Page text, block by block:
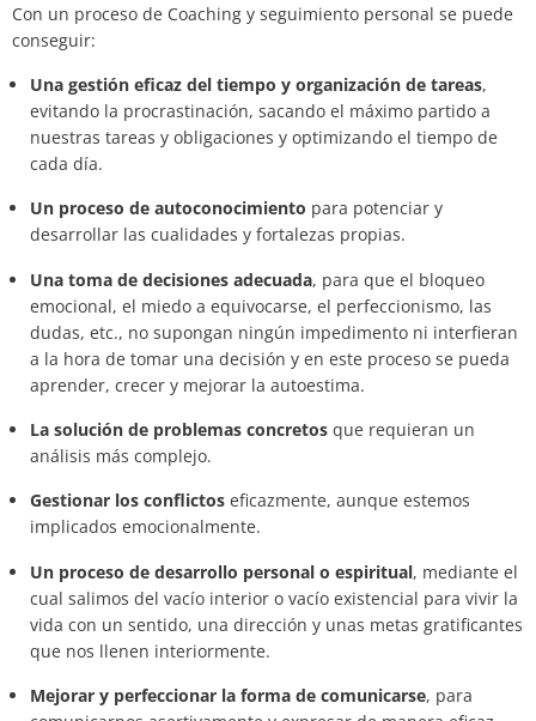
Con un proceso de Coaching y seguimiento personal se puede
conseguir:
Una gestión eficaz del tiempo y organización de tareas,
evitando la procrastinación, sacando el máximo partido a
nuestras tareas y obligaciones y optimizando el tiempo de
cada día.
Un proceso de autoconocimiento para potenciar y
desarrollar las cualidades y fortalezas propias.
Una toma de decisiones adecuada, para que el bloqueo
emocional, el miedo a equivocarse, el perfeccionismo, las
dudas, etc., no supongan ningún impedimento ni interfieran
a la hora de tomar una decisión y en este proceso se pueda
aprender, crecer y mejorar la autoestima.
La solución de problemas concretos que requieran un
análisis más complejo.
Gestionar los conflictos eficazmente, aunque estemos
implicados emocionalmente.
Un proceso de desarrollo personal o espiritual, mediante el
cual salimos del vacío interior o vacío existencial para vivir la
vida con un sentido, una dirección y unas metas gratificantes
que nos llenen interiormente.
Mejorar y perfeccionar la forma de comunicarse, para